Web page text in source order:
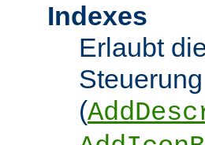
Indexes
Erlaubt
(